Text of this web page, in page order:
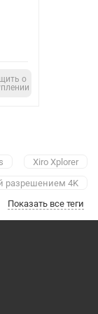
о
Xiro Xplorer
разрешением 4K
С барометром
Показать все теги